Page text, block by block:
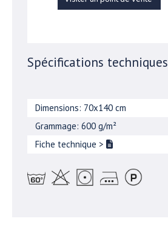
Spécifications techniques
Dimensions: 70x140 cm
Grammage: 600 g/m²
Fiche technique >